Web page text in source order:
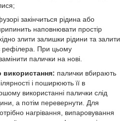
закінчиться рідина або
наповнювати простір
злити залишки рідини та залити
рефілера. При цьому
палички на нові.
використання: палички вбирають
і поширюють її в
використанні палички слід
а потім перевернути. Для
нагрівання, випаровування